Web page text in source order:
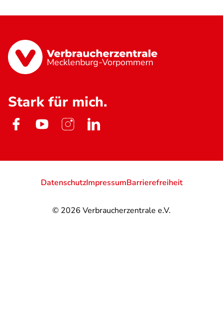
Mecklenburg-Vorpommern
Stark für mich.
© 2026 Verbraucherzentrale e.V.
DatenschutzImpressumBarrierefreiheit